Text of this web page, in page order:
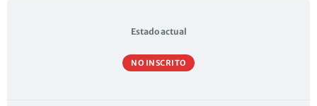
Estado actual
NO INSCRITO